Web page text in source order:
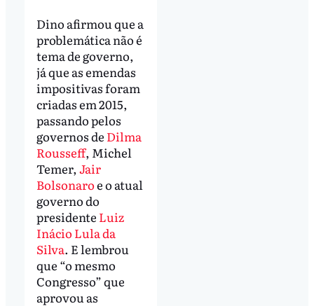
Dino afirmou que a
problemática não é
tema de governo,
já que as emendas
impositivas foram
criadas em 2015,
passando pelos
governos de Dilma
Rousseff, Michel
Temer, Jair
Bolsonaroe o atual
governo do
presidente Luiz
Inácio Lula da
Silva. E lembrou
que “o mesmo
Congresso” que
aprovou as